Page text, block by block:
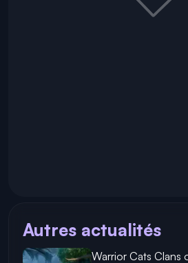
Autres actualités
Warrior Cats Clans